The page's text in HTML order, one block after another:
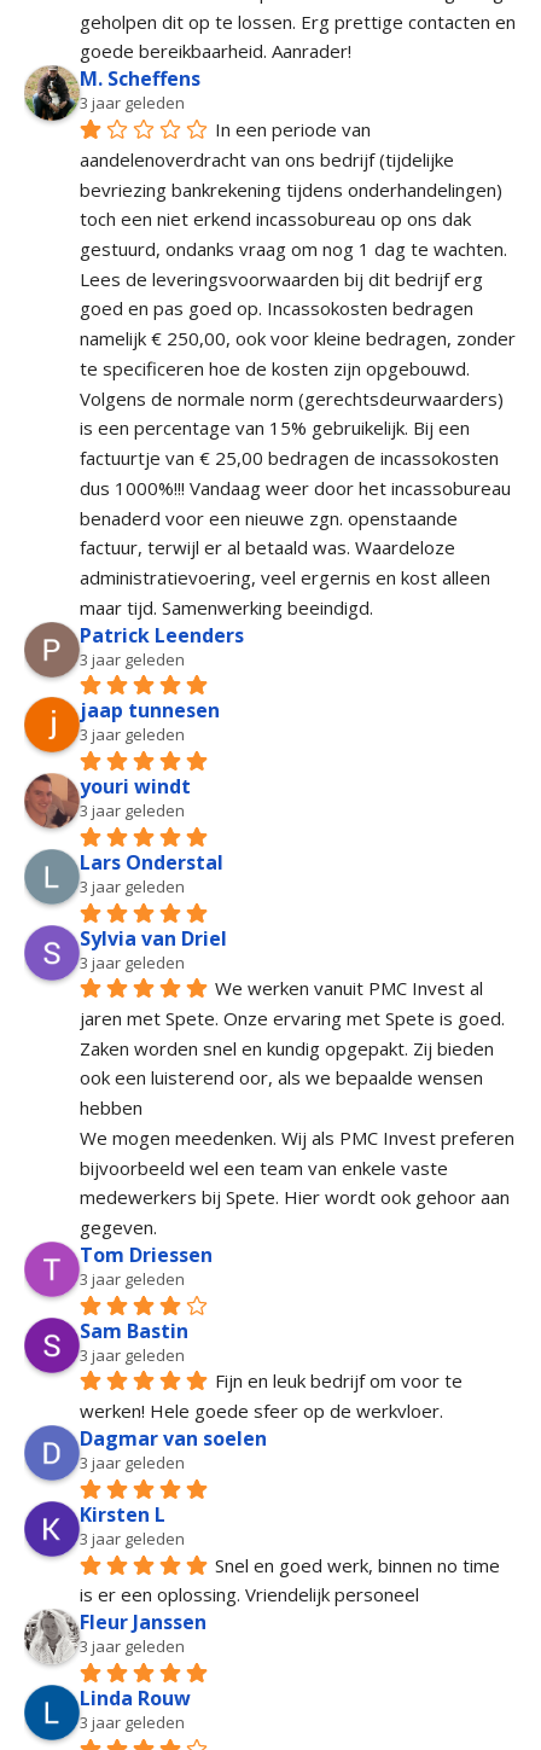
geholpen dit op te lossen. Erg prettige contacten en
goede bereikbaarheid. Aanrader!
M. Scheffens
3 jaar geleden
In een periode van
aandelenoverdracht van ons bedrijf (tijdelijke
bevriezing bankrekening tijdens onderhandelingen)
toch een niet erkend incassobureau op ons dak
gestuurd, ondanks vraag om nog 1 dag te wachten.
Lees de leveringsvoorwaarden bij dit bedrijf erg
goed en pas goed op. Incassokosten bedragen
namelijk € 250,00, ook voor kleine bedragen, zonder
te specificeren hoe de kosten zijn opgebouwd.
Volgens de normale norm (gerechtsdeurwaarders)
is een percentage van 15% gebruikelijk. Bij een
factuurtje van € 25,00 bedragen de incassokosten
dus 1000%!!! Vandaag weer door het incassobureau
benaderd voor een nieuwe zgn. openstaande
factuur, terwijl er al betaald was. Waardeloze
administratievoering, veel ergernis en kost alleen
maar tijd. Samenwerking beeindigd.
Patrick Leenders
3 jaar geleden
jaap tunnesen
3 jaar geleden
youri windt
3 jaar geleden
Lars Onderstal
3 jaar geleden
Sylvia van Driel
3 jaar geleden
We werken vanuit PMC Invest al
jaren met Spete. Onze ervaring met Spete is goed.
Zaken worden snel en kundig opgepakt. Zij bieden
ook een luisterend oor, als we bepaalde wensen
hebben
We mogen meedenken. Wij als PMC Invest preferen
bijvoorbeeld wel een team van enkele vaste
medewerkers bij Spete. Hier wordt ook gehoor aan
gegeven.
Tom Driessen
3 jaar geleden
Sam Bastin
3 jaar geleden
Fijn en leuk bedrijf om voor te
werken! Hele goede sfeer op de werkvloer.
Dagmar van soelen
3 jaar geleden
Kirsten L
3 jaar geleden
Snel en goed werk, binnen no time
is er een oplossing. Vriendelijk personeel
Fleur Janssen
3 jaar geleden
Linda Rouw
3 jaar geleden